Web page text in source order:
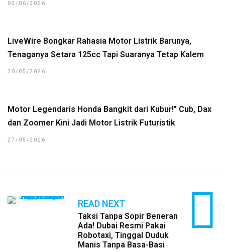
02/06/2026
LiveWire Bongkar Rahasia Motor Listrik Barunya,
Tenaganya Setara 125cc Tapi Suaranya Tetap Kalem
30/05/2026
Motor Legendaris Honda Bangkit dari Kubur!” Cub, Dax
dan Zoomer Kini Jadi Motor Listrik Futuristik
27/05/2026
READ NEXT
Taksi Tanpa Sopir Beneran
Ada! Dubai Resmi Pakai
Robotaxi, Tinggal Duduk
Manis Tanpa Basa-Basi